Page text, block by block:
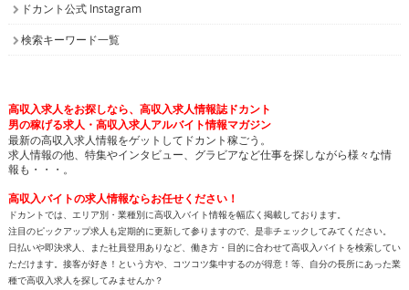
ドカント公式 Instagram
検索キーワード一覧
高収入求人をお探しなら、高収入求人情報誌ドカント
男の稼げる求人・高収入求人アルバイト情報マガジン
最新の高収入求人情報をゲットしてドカント稼ごう。
求人情報の他、特集やインタビュー、グラビアなど仕事を探しながら様々な情
報も・・・。
高収入バイトの求人情報ならお任せください！
ドカントでは、エリア別・業種別に高収入バイト情報を幅広く掲載しております。
注目のピックアップ求人も定期的に更新して参りますので、是非チェックしてみてください。
日払いや即決求人、また社員登用ありなど、働き方・目的に合わせて高収入バイトを検索してい
ただけます。接客が好き！という方や、コツコツ集中するのが得意！等、自分の長所にあった業
種で高収入求人を探してみませんか？